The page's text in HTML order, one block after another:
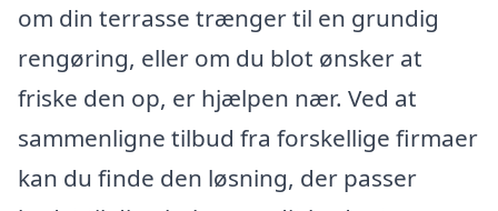
om din terrasse trænger til en grundig
rengøring, eller om du blot ønsker at
friske den op, er hjælpen nær. Ved at
sammenligne tilbud fra forskellige firmaer
kan du finde den løsning, der passer